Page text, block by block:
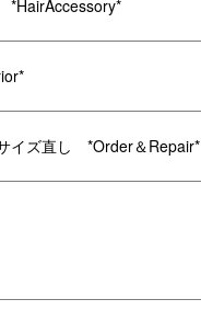
イズ直し *Order＆Repair*